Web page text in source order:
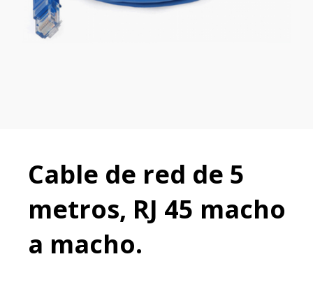
Cable de red de 5
metros, RJ 45 macho
a macho.